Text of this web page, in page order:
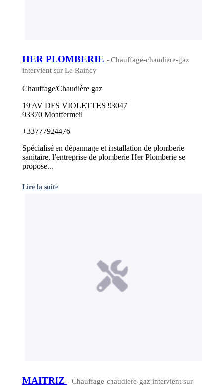
HER PLOMBERIE - Chauffage-chaudiere-gaz
intervient sur Le Raincy
Chauffage/Chaudière gaz
19 AV DES VIOLETTES 93047
93370 Montfermeil
+33777924476
Spécialisé en dépannage et installation de plomberie
sanitaire, l’entreprise de plomberie Her Plomberie se
propose...
Lire la suite
MAITRIZ - Chauffage-chaudiere-gaz intervient sur